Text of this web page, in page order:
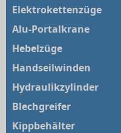
Elektrokettenzüge
Alu-Portalkrane
Hebelzüge
Handseilwinden
Hydraulikzylinder
Blechgreifer
Kippbehälter